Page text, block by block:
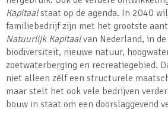
Kapitaalstaat op de agenda. In 2040
familiebedrijf zijn met het grootste
Natuurlijk Kapitaalvan Nederland, in
biodiversiteit, nieuwe natuur,
zoetwaterberging en recreatiegebied.
niet alleen zélf een structurele
maar stelt het ook vele bedrijven
bouw in staat om een doorslaggevend